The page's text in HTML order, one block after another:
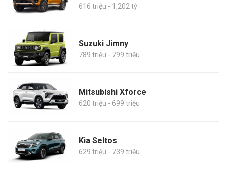
616 triệu - 1,202 tỷ
Suzuki Jimny
789 triệu - 799 triệu
Mitsubishi Xforce
620 triệu - 699 triệu
Kia Seltos
629 triệu - 739 triệu